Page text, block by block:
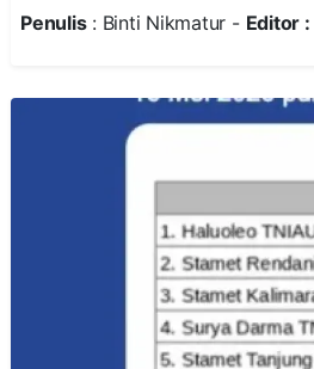
Penulis: Binti Nikmatur - Editor :